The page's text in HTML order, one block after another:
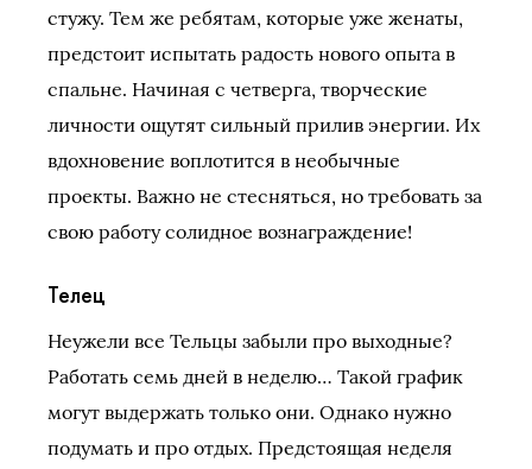
стужу. Тем же ребятам, которые уже женаты,
предстоит испытать радость нового опыта в
спальне. Начиная с четверга, творческие
личности ощутят сильный прилив энергии. Их
вдохновение воплотится в необычные
проекты. Важно не стесняться, но требовать за
свою работу солидное вознаграждение!
Телец
Неужели все Тельцы забыли про выходные?
Работать семь дней в неделю… Такой график
могут выдержать только они. Однако нужно
подумать и про отдых. Предстоящая неделя